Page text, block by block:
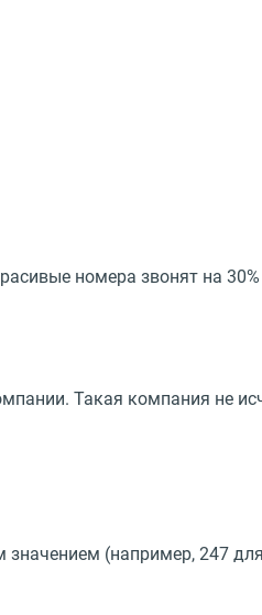
номера звонят на
Такая компания не
(например, 247